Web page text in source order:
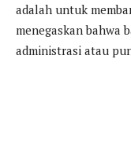
adalah untuk
menegaskan bahwa
administrasi atau